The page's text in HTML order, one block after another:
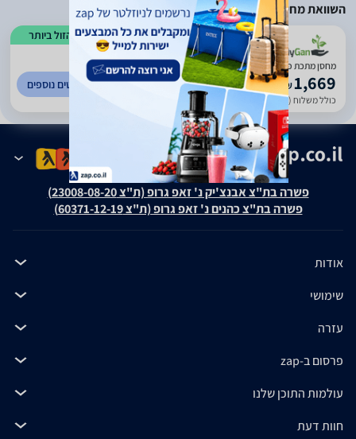
השוואת מחירים
הזול ביותר
1
108
)
מחסן מתכת פרמיום 2.77X3.19 T910 דגם EverGreen
₪1,669
כולל משלוח (199 ₪)
לפרטים נוספים
פשרה בת"צ אבנצ'יק נ' זאפ גרופ (ת"צ 23008-08-20)
פשרה בת"צ כהנים נ' זאפ גרופ (ת"צ 60371-12-19)
אודות
שימושי
עזרה
פרסום ב-zap
עולמות התוכן שלנו
חוות דעת